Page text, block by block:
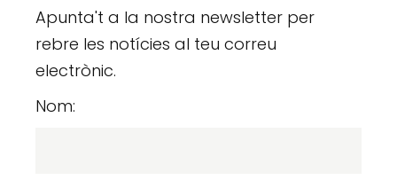
Apunta't a la nostra newsletter per
rebre les notícies al teu correu
electrònic.
Nom: